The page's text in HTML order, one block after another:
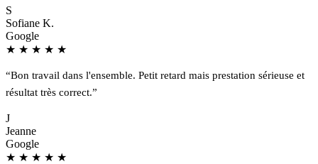
S
Sofiane K.
Google
★ ★ ★ ★ ★
“Bon travail dans l'ensemble. Petit retard mais prestation sérieuse et
résultat très correct.”
J
Jeanne
Google
★ ★ ★ ★ ★